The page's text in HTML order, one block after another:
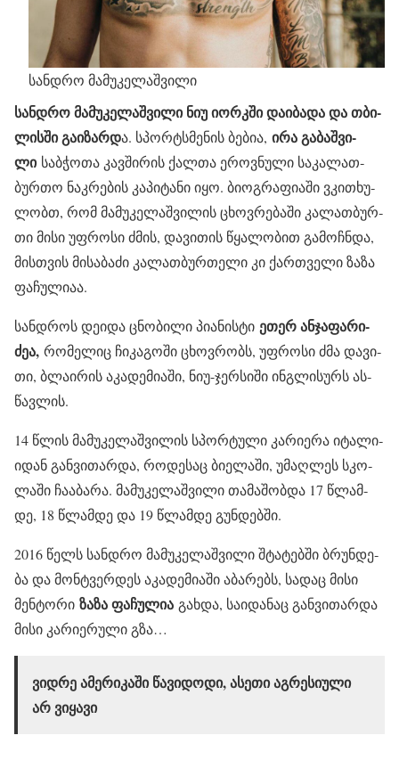
სანდრო მამუკელაშვილი
სან­დრო მა­მუ­კე­ლაშ­ვი­ლი ნიუ იორკში და­ი­ბა­და და თბი­
ლის­ში გა­ი­ზარდა. სპორ­ტსმე­ნის ბე­ბია, ირა გა­ბაშ­ვი­
ლისაბ­ჭო­თა კავ­ში­რის ქალ­თა ეროვ­ნუ­ლი სა­კა­ლათ­
ბურ­თო ნაკ­რე­ბის კა­პი­ტა­ნი იყო. ბი­ოგ­რა­ფი­ა­ში ვკი­თხუ­
ლობთ, რომ მა­მუ­კე­ლაშ­ვი­ლის ცხოვ­რე­ბა­ში კა­ლათ­ბურ­
თი მისი უფ­რო­სი ძმის, და­ვი­თის წყა­ლო­ბით გა­მოჩ­ნდა,
მის­თვის მი­სა­ბა­ძი კა­ლათ­ბურ­თე­ლი კი ქარ­თვე­ლი ზაზა
ფა­ჩუ­ლი­აა.
სან­დროს დე­ი­და ცნო­ბი­ლი პი­ა­ნის­ტი ეთერ ან­ჯა­ფა­რი­
ძეა, რო­მე­ლიც ჩი­კა­გო­ში ცხოვ­რობს, უფ­რო­სი ძმა და­ვი­
თი, ბლა­ი­რის აკა­დე­მი­ა­ში, ნიუ-ჯერ­სი­ში ინ­გლი­სურს ას­
წავ­ლის.
14 წლის მა­მუ­კე­ლაშ­ვი­ლის სპორ­ტუ­ლი კა­რი­ე­რა იტა­ლი­
ი­დან გან­ვი­თარ­და, რო­დე­საც ბი­ე­ლა­ში, უმაღ­ლეს სკო­
ლა­ში ჩა­ა­ბა­რა. მა­მუ­კე­ლაშ­ვი­ლი თა­მა­შობ­და 17 წლამ­
დე, 18 წლამ­დე და 19 წლამ­დე გუნ­დებ­ში.
2016 წელს სან­დრო მა­მუ­კე­ლაშ­ვი­ლი შტა­ტებ­ში ბრუნ­დე­
ბა და მონტვერ­დეს აკა­დე­მი­ა­ში აბა­რებს, სა­დაც მისი
მენ­ტო­რი ზაზა ფა­ჩუ­ლია გახ­და, სა­ი­და­ნაც გან­ვი­თარ­და
მისი კა­რი­ე­რუ­ლი გზა…
ვიდ­რე ამე­რი­კა­ში წა­ვი­დო­დი, ასე­თი აგ­რე­სი­უ­ლი
არ ვი­ყა­ვი